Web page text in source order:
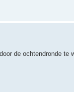
de ochtendronde